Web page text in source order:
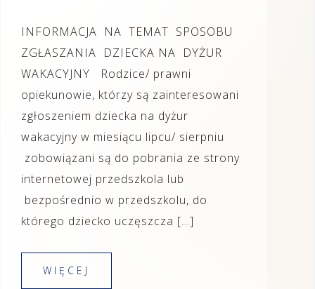
INFORMACJA NA TEMAT SPOSOBU
ZGŁASZANIA DZIECKA NA DYŻUR
WAKACYJNY Rodzice/ prawni
opiekunowie, którzy są zainteresowani
zgłoszeniem dziecka na dyżur
wakacyjny w miesiącu lipcu/ sierpniu
zobowiązani są do pobrania ze strony
internetowej przedszkola lub
bezpośrednio w przedszkolu, do
którego dziecko uczęszcza […]
WIĘCEJ